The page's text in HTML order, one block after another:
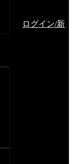
ログイン/新